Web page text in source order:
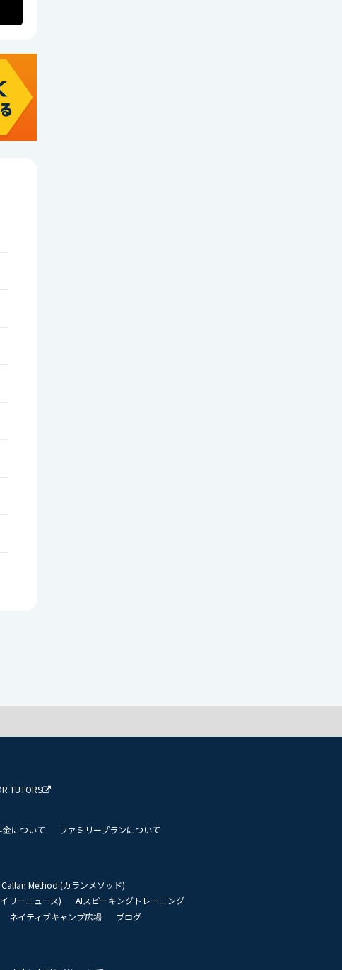
TUTORS
金について
ファミリープランについて
Callan Method (カランメソッド)
リーニュース)
AIスピーキングトレーニング
ネイティブキャンプ広場
ブログ